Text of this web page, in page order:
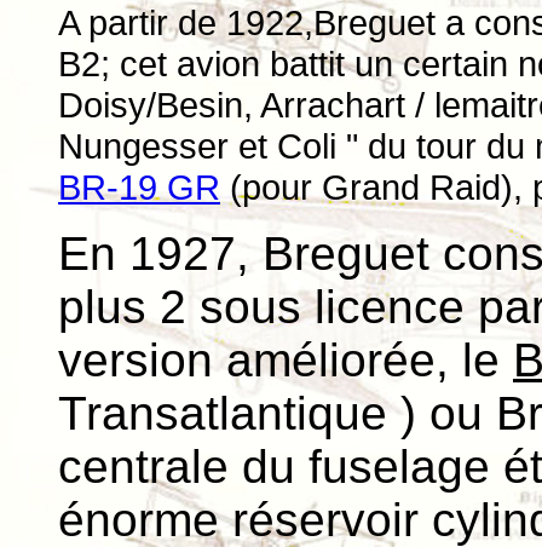
A partir de 1922,Breguet a
B2; cet avion battit un certain
Doisy/Besin, Arrachart /
Nungesser et Coli " du tour
BR-19 GR (pour Grand Raid),
En 1927, Breguet
plus 2 sous licence
version améliorée, le
Transatlantique ) ou
centrale du fuselage
énorme réservoir